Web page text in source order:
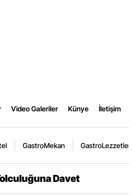
Video Galeriler Künye İletişim
GastroMekan GastroLezzetler
Davet